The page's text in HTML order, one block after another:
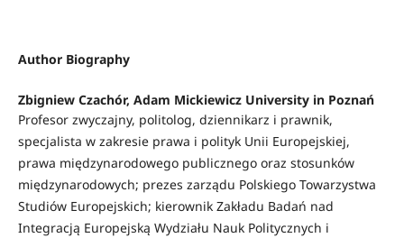
Author Biography
Zbigniew Czachór, Adam Mickiewicz University in Poznań
Profesor zwyczajny, politolog, dziennikarz i prawnik,
specjalista w zakresie prawa i polityk Unii Europejskiej,
prawa międzynarodowego publicznego oraz stosunków
międzynarodowych; prezes zarządu Polskiego Towarzystwa
Studiów Europejskich; kierownik Zakładu Badań nad
Integracją Europejską Wydziału Nauk Politycznych i